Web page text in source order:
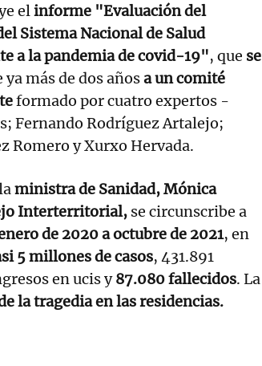
elinforme "Evaluación del
Sistema Nacional de Salud
a la pandemia de covid-19", que se
ya más de dos añosa un comité
formado por cuatro expertos -
Fernando Rodríguez Artalejo;
Romero y Xurxo Hervada.
ministra de Sanidad, Mónica
Interterritorial, se circunscribe a
de 2020 a octubre de 2021, en
5 millones de casos, 431.891
en ucis y87.080 fallecidos. La
la tragedia en las residencias.